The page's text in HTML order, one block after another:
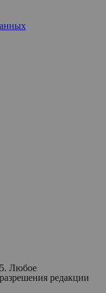
Любое
редакции